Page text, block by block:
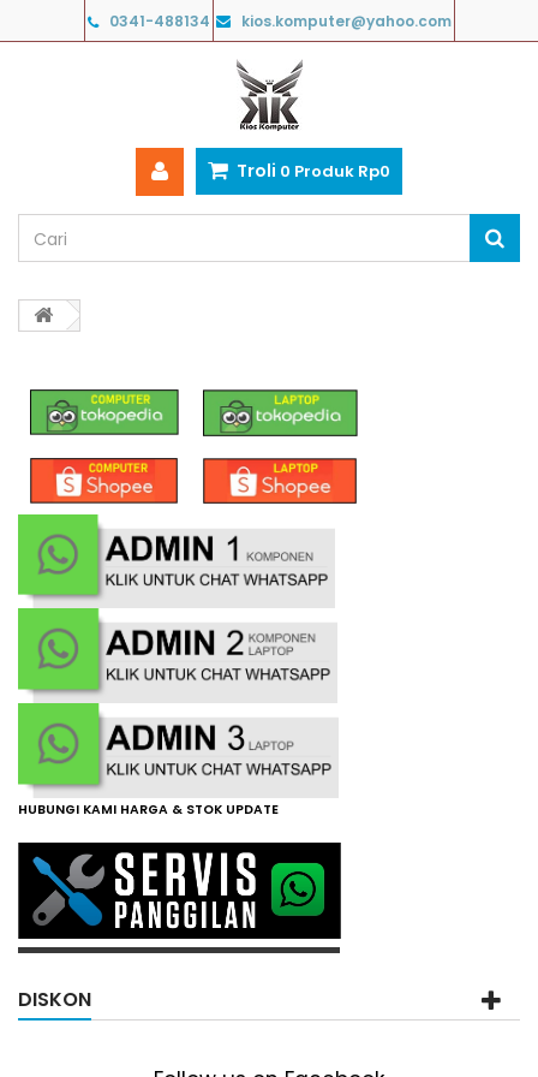
0341-488134 kios.komputer@yahoo.com
Troli 0 Produk Rp‎0
HUBUNGI KAMI HARGA & STOK UPDATE
DISKON